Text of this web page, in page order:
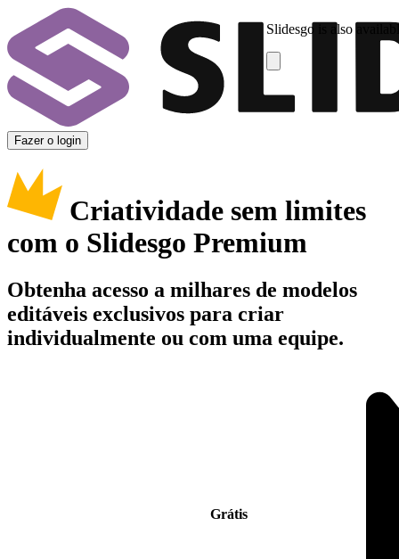
Slidesgo is also
Fazer o login
Criatividade sem limites
com o Slidesgo Premium
Obtenha acesso a milhares de modelos
editáveis exclusivos para criar
individualmente ou com uma equipe.
Grátis